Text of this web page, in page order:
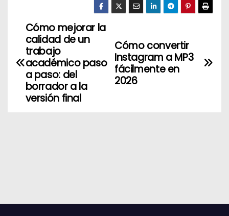
N
a
ó
Cómo convertir
Instagram a MP3
fácilmente en
2026
Cómo mejorar la
calidad de un
trabajo
académico paso
a paso: del
borrador a la
versión final